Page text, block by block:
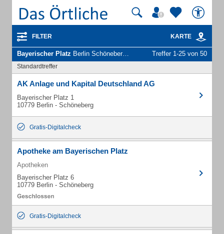
FILTER KARTE
Bayerischer Platz Berlin Schöneberg - Unternehmen und Personen Treffer 1-25 von 50
Standardtreffer
AK Anlage und Kapital Deutschland AG
Bayerischer Platz 1
10779 Berlin - Schöneberg
Gratis-Digitalcheck
Apotheke am Bayerischen Platz
Apotheken
Bayerischer Platz 6
10779 Berlin - Schöneberg
Gratis-Digitalcheck